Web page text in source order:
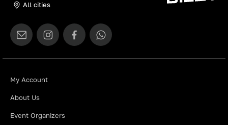
My Account
About Us
Event Organizers
All cities